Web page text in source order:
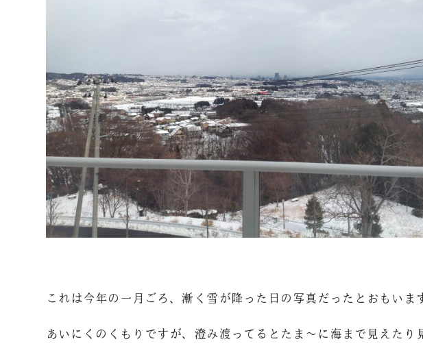
これは今年の一月ごろ、漸く雪が降った日の写真だったとおもいま
あいにくのくもりですが、澄み渡ってるとたま～に海まで見えたり